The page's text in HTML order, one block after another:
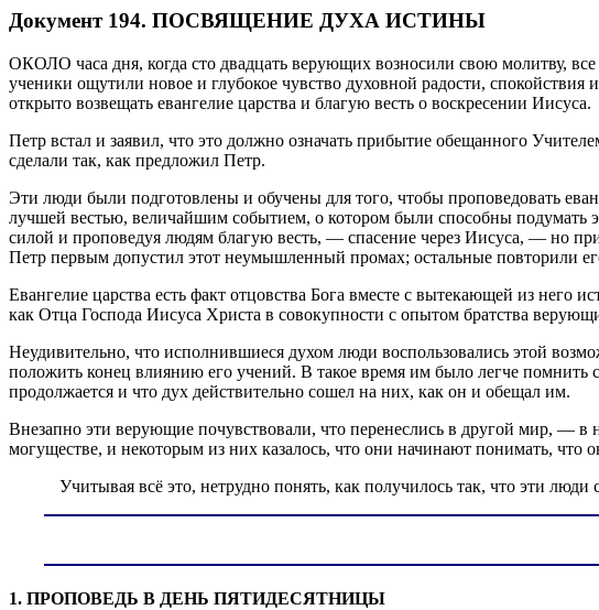
Документ 194. ПОСВЯЩЕНИЕ ДУХА ИСТИНЫ
ОКОЛО часа дня, когда сто двадцать верующих возносили свою молитву,
ученики ощутили новое и глубокое чувство духовной радости,
открыто возвещать евангелие царства и благую весть о воскресении Иисуса.
Петр встал и заявил, что это должно означать прибытие обещанного
сделали так, как предложил Петр.
Эти люди были подготовлены и обучены для того, чтобы проповедовать
лучшей вестью, величайшим событием, о котором были способны подумать
силой и проповедуя людям благую весть, — спасение через Иисуса, — но
Петр первым допустил этот неумышленный промах; остальные повторили
Евангелие царства есть факт отцовства Бога вместе с вытекающей из
как Отца Господа Иисуса Христа в совокупности с опытом братства
Неудивительно, что исполнившиеся духом люди воспользовались этой
положить конец влиянию его учений. В такое время им было легче
продолжается и что дух действительно сошел на них, как он и обещал им.
Внезапно эти верующие почувствовали, что перенеслись в другой мир, — в
могуществе, и некоторым из них казалось, что они начинают понимать, что
Учитывая всё это, нетрудно понять, как получилось так, что эти люди
1. ПРОПОВЕДЬ В ДЕНЬ ПЯТИДЕСЯТНИЦЫ